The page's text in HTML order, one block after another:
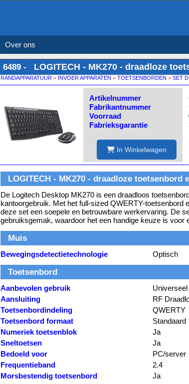
Over ons
6489 - LOGITECH - MK270 - draadloze
RANDAPPARATUUR > INVOER APPARATEN > TOETSENBORDEN > SET
Artikelnummer
Fabrikantnummer
Voorraad
Fabrieksgarantie
In Winkelwagen
LOGITECH - MK270 - draadloze toetsenbord
De Logitech Desktop MK270 is een draadloos
kantoorgebruik. Met het full-sized QWERTY-toetsenbord
deze set een soepele en betrouwbare werkervaring. De
gebruiksgemak, waardoor het een handige keuze is voor
Muis
Bewegingsdetectietechnologie Optisch
Toetsenbord
Aanbevolen gebruik
Universeel
Aansluiting
RF
Toetsenbordindeling
QWERTY
Toetsenbord formaat
Standaard
Numeriek toetsenblok
Ja
Sneltoetsen
Ja
Bedoeld voor
PC/server
Frequentieband
2.4
Morsbestendig toetsenbord
Ja